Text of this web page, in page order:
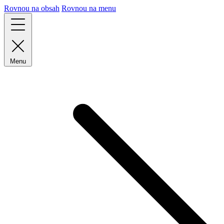
Rovnou na obsah Rovnou na menu
Menu